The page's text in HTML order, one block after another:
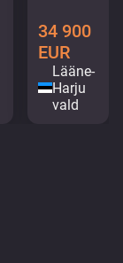
34 900
EUR
Lääne-
Harju
vald